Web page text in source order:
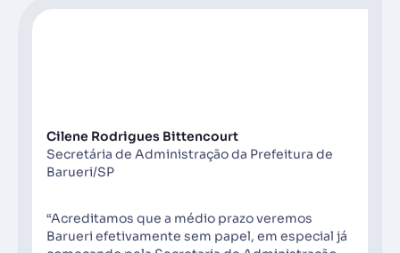
Cilene Rodrigues Bittencourt
Secretária de Administração da Prefeitura de
Barueri/SP
“Acreditamos que a médio prazo veremos
Barueri efetivamente sem papel, em especial já